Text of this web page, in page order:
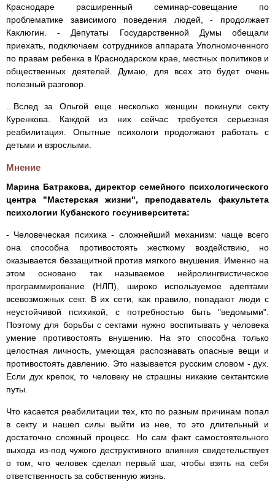
Краснодаре расширенный семинар-совещание по
проблематике зависимого поведения людей, - продолжает
Каклюгин. - Депутаты Государственной Думы обещали
приехать, подключаем сотрудников аппарата Уполномоченного
по правам ребенка в Краснодарском крае, местных политиков и
общественных деятелей. Думаю, для всех это будет очень
полезный разговор.
...Вслед за Ольгой еще несколько женщин покинули секту
Куренкова. Каждой из них сейчас требуется серьезная
реабилитация. Опытные психологи продолжают работать с
детьми и взрослыми.
Мнение
Марина Батракова, директор семейного психологического
центра "Мастерская жизни", преподаватель факультета
психологии Кубанского госуниверситета:
- Человеческая психика - сложнейший механизм: чаще всего
она способна противостоять жесткому воздействию, но
оказывается беззащитной против мягкого внушения. Именно на
этом основано так называемое нейролингвистическое
программирование (НЛП), широко используемое адептами
всевозможных сект. В их сети, как правило, попадают люди с
неустойчивой психикой, с потребностью быть "ведомыми".
Поэтому для борьбы с сектами нужно воспитывать у человека
умение противостоять внушению. На это способна только
целостная личность, умеющая распознавать опасные вещи и
противостоять давлению. Это называется русским словом - дух.
Если дух крепок, то человеку не страшны никакие сектантские
путы.
Что касается реабилитации тех, кто по разным причинам попал
в секту и нашел силы выйти из нее, то это длительный и
достаточно сложный процесс. Но сам факт самостоятельного
выхода из-под чужого деструктивного влияния свидетельствует
о том, что человек сделал первый шаг, чтобы взять на себя
ответственность за собственную жизнь.